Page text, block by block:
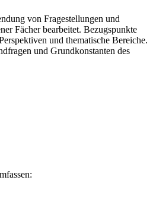
von Fragestellungen und
Fächer bearbeitet. Bezugspunkte
und thematische Bereiche.
und Grundkonstanten des